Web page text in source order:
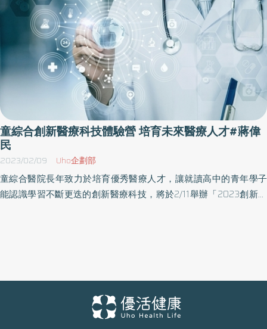
童綜合創新醫療科技體驗營 培育未來醫療人才#蔣偉
民
2023/02/09 Uho企劃部
童綜合醫院長年致力於培育優秀醫療人才，讓就讀高中的青年學子
能認識學習不斷更迭的創新醫療科技，將於2/11舉辦「2023創新醫
校長劉坤源、清水高中校長蕭建華、清水高中鄒明浩主任、中港高
中校長簡崐鎰、龍津高中校長賴炘棠、衛道中學教務主任彭大慶、